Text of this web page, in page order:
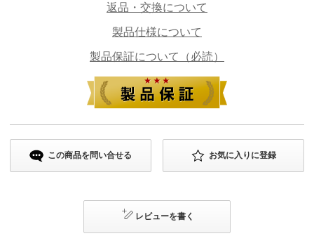
返品・交換について
製品仕様について
製品保証について（必読）
この商品を問い合せる お気に入りに登録
レビューを書く